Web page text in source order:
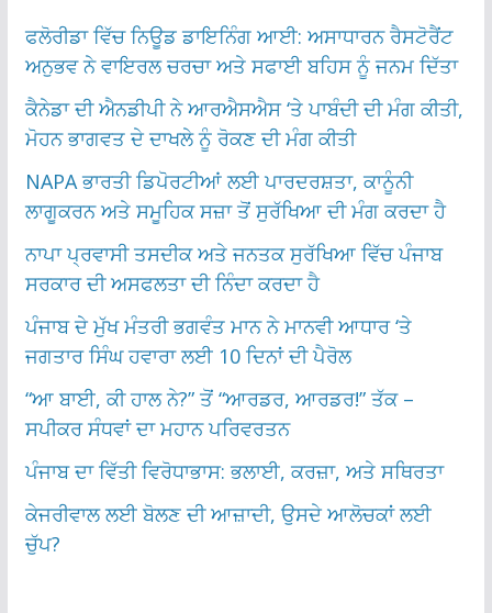
ਫਲੋਰੀਡਾ ਵਿੱਚ ਨਿਊਡ ਡਾਇਨਿੰਗ ਆਈ: ਅਸਾਧਾਰਨ ਰੈਸਟੋਰੈਂਟ
ਅਨੁਭਵ ਨੇ ਵਾਇਰਲ ਚਰਚਾ ਅਤੇ ਸਫਾਈ ਬਹਿਸ ਨੂੰ ਜਨਮ ਦਿੱਤਾ
ਕੈਨੇਡਾ ਦੀ ਐਨਡੀਪੀ ਨੇ ਆਰਐਸਐਸ ‘ਤੇ ਪਾਬੰਦੀ ਦੀ ਮੰਗ ਕੀਤੀ,
ਮੋਹਨ ਭਾਗਵਤ ਦੇ ਦਾਖਲੇ ਨੂੰ ਰੋਕਣ ਦੀ ਮੰਗ ਕੀਤੀ
NAPA ਭਾਰਤੀ ਡਿਪੋਰਟੀਆਂ ਲਈ ਪਾਰਦਰਸ਼ਤਾ, ਕਾਨੂੰਨੀ
ਲਾਗੂਕਰਨ ਅਤੇ ਸਮੂਹਿਕ ਸਜ਼ਾ ਤੋਂ ਸੁਰੱਖਿਆ ਦੀ ਮੰਗ ਕਰਦਾ ਹੈ
ਨਾਪਾ ਪ੍ਰਵਾਸੀ ਤਸਦੀਕ ਅਤੇ ਜਨਤਕ ਸੁਰੱਖਿਆ ਵਿੱਚ ਪੰਜਾਬ
ਸਰਕਾਰ ਦੀ ਅਸਫਲਤਾ ਦੀ ਨਿੰਦਾ ਕਰਦਾ ਹੈ
ਪੰਜਾਬ ਦੇ ਮੁੱਖ ਮੰਤਰੀ ਭਗਵੰਤ ਮਾਨ ਨੇ ਮਾਨਵੀ ਆਧਾਰ ‘ਤੇ
ਜਗਤਾਰ ਸਿੰਘ ਹਵਾਰਾ ਲਈ 10 ਦਿਨਾਂ ਦੀ ਪੈਰੋਲ
“ਆ ਬਾਈ, ਕੀ ਹਾਲ ਨੇ?” ਤੋਂ “ਆਰਡਰ, ਆਰਡਰ!” ਤੱਕ –
ਸਪੀਕਰ ਸੰਧਵਾਂ ਦਾ ਮਹਾਨ ਪਰਿਵਰਤਨ
ਪੰਜਾਬ ਦਾ ਵਿੱਤੀ ਵਿਰੋਧਾਭਾਸ: ਭਲਾਈ, ਕਰਜ਼ਾ, ਅਤੇ ਸਥਿਰਤਾ
ਕੇਜਰੀਵਾਲ ਲਈ ਬੋਲਣ ਦੀ ਆਜ਼ਾਦੀ, ਉਸਦੇ ਆਲੋਚਕਾਂ ਲਈ
ਚੁੱਪ?